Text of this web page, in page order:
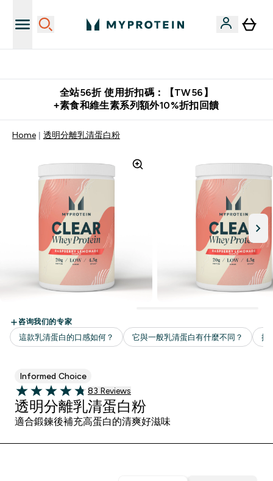
全站56折 使用折扣碼：【TW56】
+素食和維生素系列額外10%折扣回饋
Home 透明分離乳清蛋白粉
Informed Choice
4.78 out of 5 stars
83 customer reviews
83 Reviews
透明分離乳清蛋白粉
適合鍛鍊後補充高蛋白的清爽好滋味